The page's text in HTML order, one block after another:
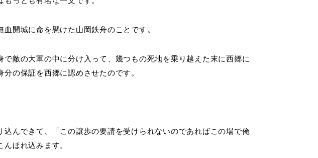
開城に命を懸けた山岡鉄舟のことです。
敵の大軍の中に分け入って、幾つもの死地を乗り越えた末に西郷に
の保証を西郷に認めさせたのです。
んできて、「この譲歩の要請を受けられないのであればこの場で俺
ほれ込みます。